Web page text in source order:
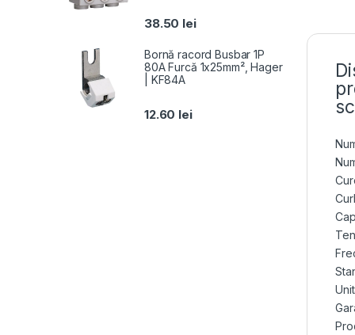
38.50 lei
Bornă racord Busbar 1P
80A Furcă 1x25mm², Hager
| KF84A
12.60 lei